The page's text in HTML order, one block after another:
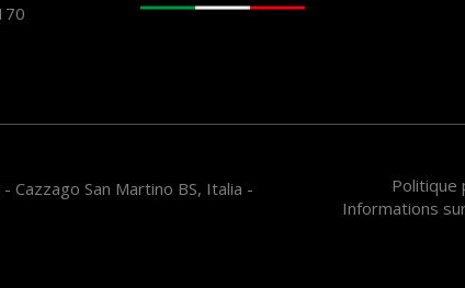
Cazzago San Martino BS, Italia -
Politique
Informations